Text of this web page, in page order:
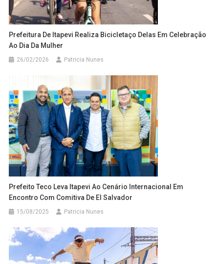
Prefeitura De Itapevi Realiza Bicicletaço Delas Em Celebração
Ao Dia Da Mulher
26/02/2026 Patricia Nunes
Prefeito Teco Leva Itapevi Ao Cenário Internacional Em
Encontro Com Comitiva De El Salvador
15/08/2025 Patricia Nunes